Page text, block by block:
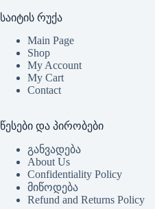
საიტის რუქა
Main Page
Shop
My Account
My Cart
Contact
წესები და პირობები
განვადება
About Us
Confidentiality Policy
მიწოდება
Refund and Returns Policy